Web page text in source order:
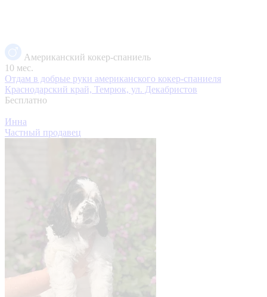
Американский кокер-спаниель
10 мес.
Отдам в добрые руки американского кокер-спаниеля
Краснодарский край, Темрюк, ул. Декабристов
Бесплатно
Инна
Частный продавец